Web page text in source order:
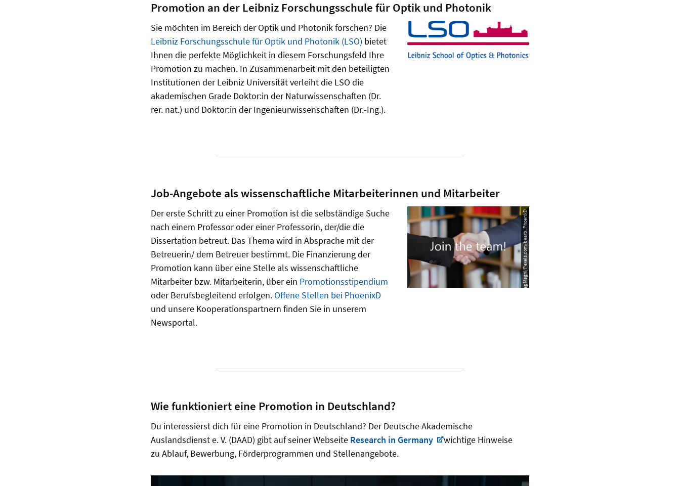
Promotion an der Leibniz Forschungsschule für Optik und Photonik
Sie möchten im Bereich der Optik und Photonik forschen? Die
Leibniz Forschungsschule für Optik und Photonik (LSO) bietet
Ihnen die perfekte Möglichkeit in diesem Forschungsfeld Ihre
Promotion zu machen. In Zusammenarbeit mit den beteiligten
Institutionen der Leibniz Universität verleiht die LSO die
akademischen Grade Doktor:in der Naturwissenschaften (Dr.
rer. nat.) und Doktor:in der Ingenieurwissenschaften (Dr.-Ing.).
Job-Angebote als wissenschaftliche Mitarbeiterinnen und Mitarbeiter
Der erste Schritt zu einer Promotion ist die selbständige Suche
nach einem Professor oder einer Professorin, der/die die
Dissertation betreut. Das Thema wird in Absprache mit der
Betreuerin/ dem Betreuer bestimmt. Die Finanzierung der
Promotion kann über eine Stelle als wissenschaftliche
Mitarbeiter bzw. Mitarbeiterin, über ein Promotionsstipendium
oder Berufsbegleitend erfolgen. Offene Stellen bei PhoenixD
und unsere Kooperationspartnern finden Sie in unserem
Newsportal.
© Oleg Magni/Pexels.com/bearb. PhoenixD
Wie funktioniert eine Promotion in Deutschland?
Du interessierst dich für eine Promotion in Deutschland? Der Deutsche Akademische
Auslandsdienst e. V. (DAAD) gibt auf seiner Webseite Research in Germany
wichtige Hinweise
zu Ablauf, Bewerbung, Förderprogrammen und Stellenangebote.